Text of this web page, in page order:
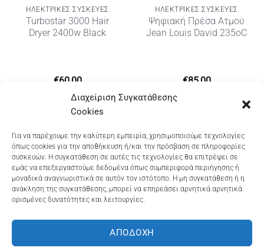
Διαχείριση Συγκατάθεσης
Cookies
Για να παρέχουμε την καλύτερη εμπειρία, χρησιμοποιούμε τεχνολογίες
όπως cookies για την αποθήκευση ή/και την πρόσβαση σε πληροφορίες
συσκευών. Η συγκατάθεση σε αυτές τις τεχνολογίες θα επιτρέψει σε
εμάς να επεξεργαστούμε δεδομένα όπως συμπεριφορά περιήγησης ή
μοναδικά αναγνωριστικά σε αυτόν τον ιστότοπο. Η μη συγκατάθεση ή η
ανάκληση της συγκατάθεσης, μπορεί να επηρεάσει αρνητικά αρνητικά
ορισμένες δυνατότητες και λειτουργίες.
ΑΠΟΔΟΧΉ
ΗΛΕΚΤΡΙΚΈΣ ΣΥΣΚΕΥΈΣ
Turbostar 3000 Hair
Dryer 2400w Black
€60,00
ΗΛΕΚΤΡΙΚΈΣ ΣΥΣΚΕΥΈΣ
Ψηφιακή Πρέσα Ατμού
Jean Louis David 235oC
€85,00
Dioni Hair Care, Ζυμβρακάκηδων 33, τηλ 28210
91906
Dioni Hair Spa, Κ. Σφακιανάκη 5, τηλ 28210 94712
On